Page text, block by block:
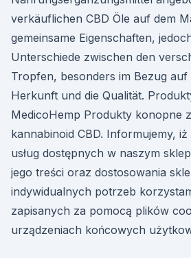
verkäuflichen CBD Öle auf dem
gemeinsame Eigenschaften,
Unterschiede zwischen den
Tropfen, besonders im Bezug auf
Herkunft und die Qualität.
MedicoHemp Produkty konopne
kannabinoid CBD. Informujemy,
usług dostępnych w naszym
jego treści oraz dostosowania
indywidualnych potrzeb
zapisanych za pomocą plików
urządzeniach końcowych